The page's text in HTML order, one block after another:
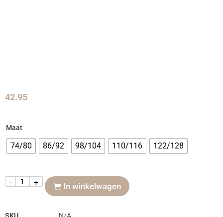
42.95
Maat
74/80 86/92 98/104 110/116 122/128
- + In winkelwagen